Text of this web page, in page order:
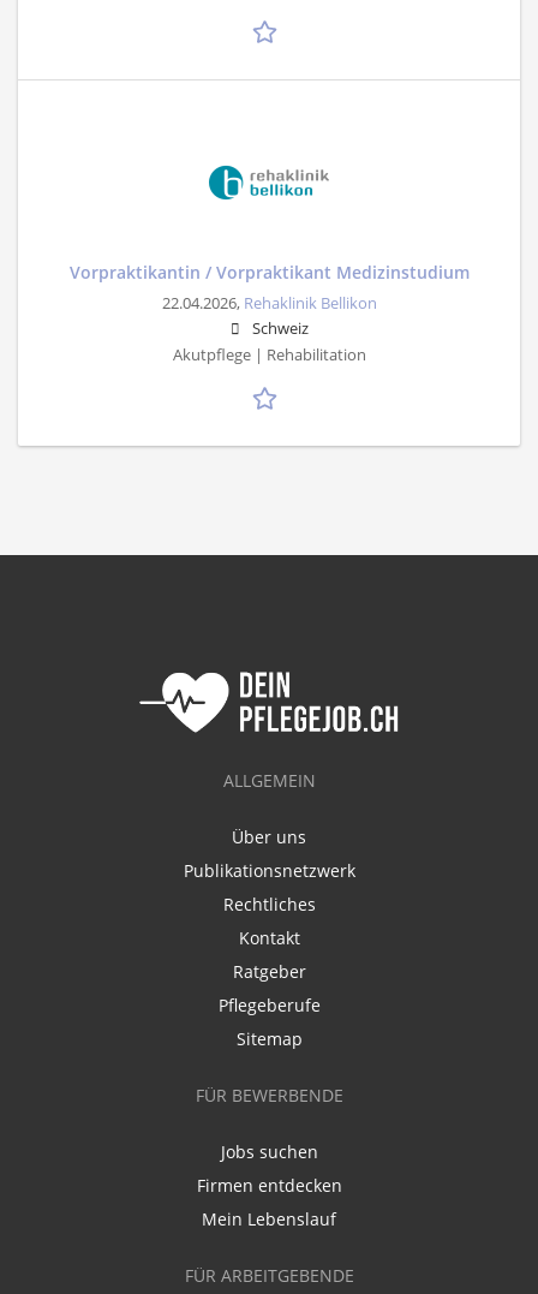
Vorpraktikantin / Vorpraktikant Medizinstudium
22.04.2026, Rehaklinik Bellikon
Schweiz
Akutpflege | Rehabilitation
ALLGEMEIN
Über uns
Publikationsnetzwerk
Rechtliches
Kontakt
Ratgeber
Pflegeberufe
Sitemap
FÜR BEWERBENDE
Jobs suchen
Firmen entdecken
Mein Lebenslauf
FÜR ARBEITGEBENDE